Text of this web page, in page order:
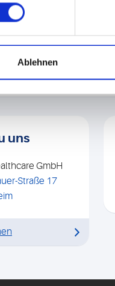
Ablehnen
können Sie eine
Auch manche
oder
Sie am besten im
uns
GmbH
Straße 17